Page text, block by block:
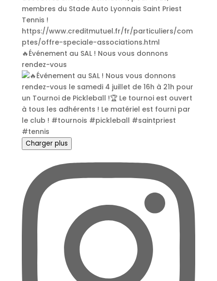
🔥Événement au SAL ! Nous vous donnons
rendez-vous
Charger plus